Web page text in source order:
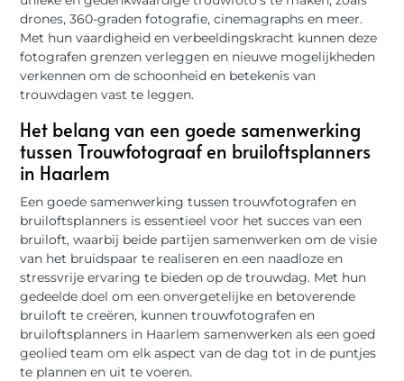
drones, 360-graden fotografie, cinemagraphs en meer.
Met hun vaardigheid en verbeeldingskracht kunnen deze
fotografen grenzen verleggen en nieuwe mogelijkheden
verkennen om de schoonheid en betekenis van
trouwdagen vast te leggen.
Het belang van een goede samenwerking
tussen Trouwfotograaf en bruiloftsplanners
in Haarlem
Een goede samenwerking tussen trouwfotografen en
bruiloftsplanners is essentieel voor het succes van een
bruiloft, waarbij beide partijen samenwerken om de visie
van het bruidspaar te realiseren en een naadloze en
stressvrije ervaring te bieden op de trouwdag. Met hun
gedeelde doel om een onvergetelijke en betoverende
bruiloft te creëren, kunnen trouwfotografen en
bruiloftsplanners in Haarlem samenwerken als een goed
geolied team om elk aspect van de dag tot in de puntjes
te plannen en uit te voeren.